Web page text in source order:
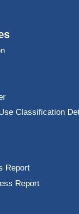
Classification
Report
Report